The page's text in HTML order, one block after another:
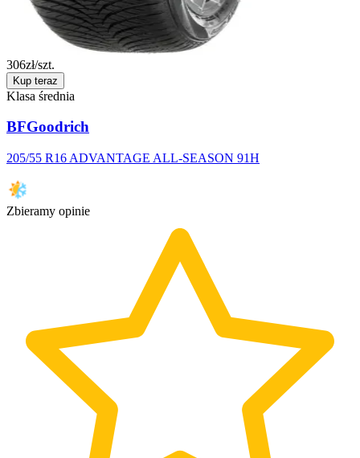
306zł/szt.
Kup teraz
Klasa średnia
BFGoodrich
205/55 R16 ADVANTAGE ALL-SEASON 91H
Zbieramy opinie